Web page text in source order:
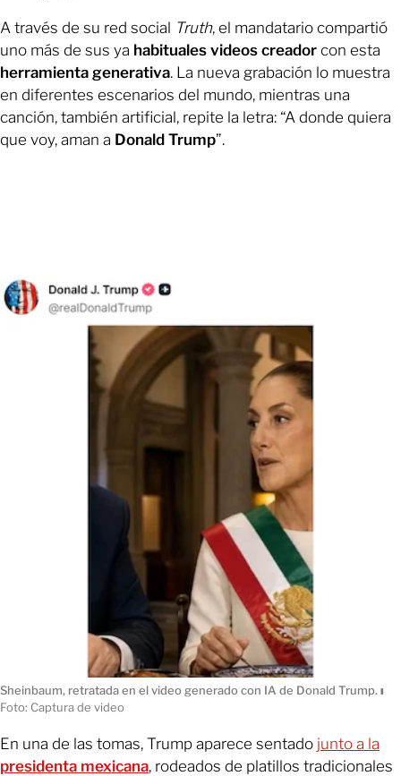
A través de su red social Truth, el mandatario compartió
uno más de sus ya habituales videos creador con esta
herramienta generativa. La nueva grabación lo muestra
en diferentes escenarios del mundo, mientras una
canción, también artificial, repite la letra: “A donde quiera
que voy, aman a Donald Trump”.
Sheinbaum, retratada en el video generado con IA de Donald Trump. ı
Foto: Captura de video
En una de las tomas, Trump aparece sentado junto a la
presidenta mexicana, rodeados de platillos tradicionales